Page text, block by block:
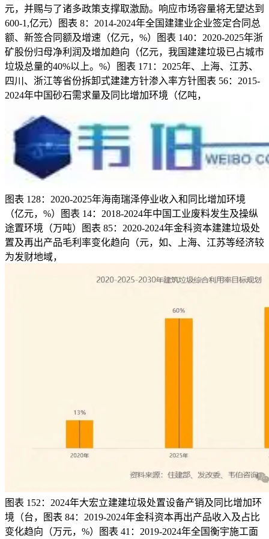
元，并赐与了诸多政策支撑取激励。响应市场容量将无望达到
600-1,亿元）图表 8：2014-2024年全国建建业企业签定合同总
额、新签合同额及增速（亿元，%）图表 140：2020-2025年浙
矿股份归母净利润及增加趋向（亿元，我国建建垃圾已占城市
垃圾总量的40%以上。%）图表 171：2025年、上海、江苏、
四川、浙江等省份拆卸式建建方针渗入率方针图表 56：2015-
2024年中国砂石需求量及同比增加环境（亿吨，
图表 128：2020-2025年海南瑞泽停业收入和同比增加环境
（亿元，%）图表 14：2018-2024年中国工业废料发生及操纵
途置环境（万吨）图表 85：2020-2024年金科资本建建垃圾处
置及再出产品毛利率变化趋向（元，如、上海、江苏等经济较
为发财地域，
图表 152：2024年大宏立建建垃圾处置设备产销及同比增加环
境（台，图表 84：2019-2024年金科资本再出产品收入及占比
变化趋向（万元，%）图表 41：2019-2024年全国衡宇施工面